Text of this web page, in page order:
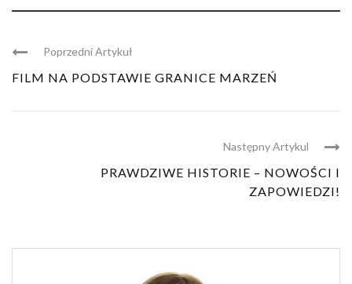
Poprzedni Artykuł
FILM NA PODSTAWIE GRANICE MARZEŃ
Następny Artykul
PRAWDZIWE HISTORIE – NOWOŚCI I
ZAPOWIEDZI!